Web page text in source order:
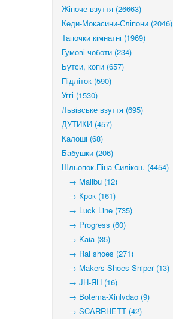
Жіноче взуття (26663)
Кеди-Мокасини-Сліпони (2046)
Тапочки кімнатні (1969)
Гумові чоботи (234)
Бутси, копи (657)
Підліток (590)
Уггі (1530)
Львівське взуття (695)
ДУТИКИ (457)
Калоші (68)
Бабушки (206)
Шльопок.Піна-Силікон. (4454)
→ Malibu (12)
→ Крок (161)
→ Luck Line (735)
→ Progress (60)
→ Kaia (35)
→ Rai shoes (271)
→ Makers Shoes Sniper (13)
→ JH-ЯН (16)
→ Botema-Xinlvdao (9)
→ SCARRHETT (42)